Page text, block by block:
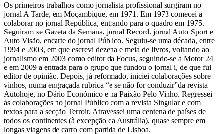
Os primeiros trabalhos como jornalista profissional surgiram no
jornal A Tarde, em Moçambique, em 1971. Em 1973 comecei a
colaborar no jornal República, entrando para o quadro em 1975.
Seguiram-se Gazeta da Semana, jornal Record. jornal Auto-Sport e
Auto Visão, encarte do jornal Público. Seguiu-se uma década, entre
1994 e 2003, em que escrevi dezena e meia de livros, voltando ao
jornalismo em 2003 como editor da Focus, seguindo-se a Motor 24
e em 2009 a entrada para o grupo que fundou o jornal i, de que fui
editor de opinião. Depois, já reformado, iniciei colaborações sobre
vinhos, numa engraçada rubrica “e se não for conduzir”da revista
Autohoje, no Dário Económico e na Paixão Pelo Vinho. Regressei
às colaborações no jornal Público com a revista Singular e com
textos para a secção Terroir. Atravessei uma centena de países de
todos os continentes (à excepção da Austrália), quase sempre em
longas viagens de carro com partida de Lisboa.